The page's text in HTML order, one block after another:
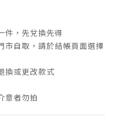
件，先兌換先得
市自取，請於結帳頁面選擇
換或更改款式
意者勿拍